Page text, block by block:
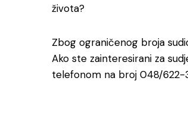
života?
Zbog ograničenog broja
Ako ste zainteresirani za
telefonom na broj 048/622-